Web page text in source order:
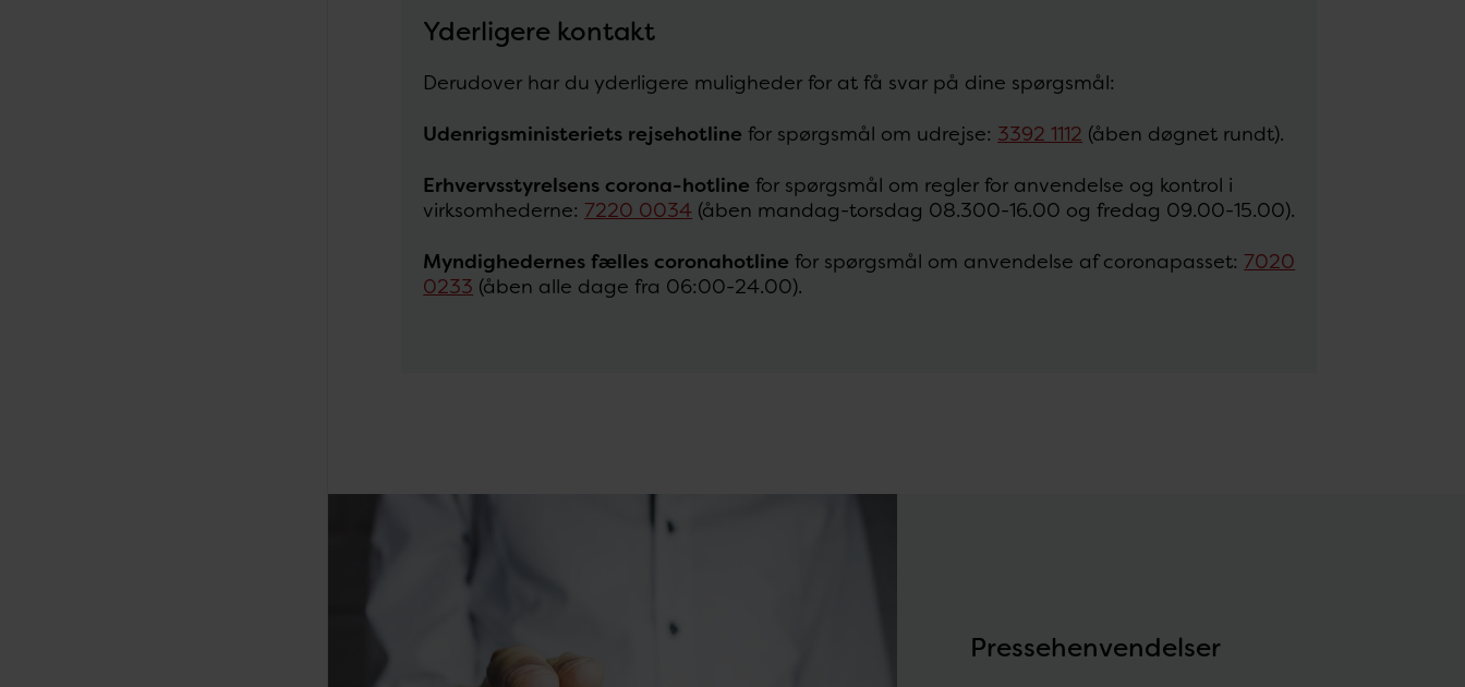
Yderligere kontakt
Derudover har du yderligere muligheder for at få svar på dine spørgsmål:
Udenrigsministeriets rejsehotline for spørgsmål om udrejse: 3392 1112 (åben døgnet rundt).
Erhvervsstyrelsens corona-hotline for spørgsmål om regler for anvendelse og kontrol i
virksomhederne: 7220 0034 (åben mandag-torsdag 08.300-16.00 og fredag 09.00-15.00).
Myndighedernes fælles coronahotline for spørgsmål om anvendelse af coronapasset: 7020
0233 (åben alle dage fra 06:00-24.00).
Pressehenvendelser